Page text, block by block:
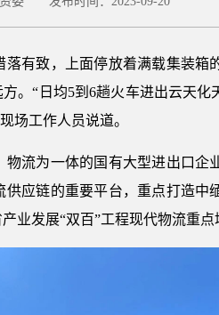
致，上面停放着满载集装箱
“日均5到6趟火车进出云天化
场工作人员说道。
为一体的国有大型进出口企
应链的重要平台，重点打造中
业发展“双百”工程现代物流重点